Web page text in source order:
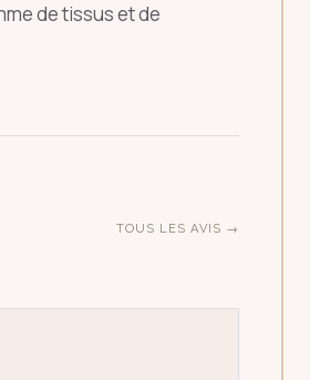
de tissus et de
TOUS LES AVIS →